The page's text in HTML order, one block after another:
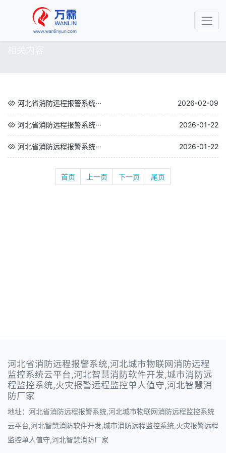
河北省消防远程报警系统··· 2026-02-09
河北省消防远程报警系统··· 2026-01-22
河北省消防远程报警系统··· 2026-01-22
首页 上一页 下一页 尾页
河北省消防远程报警系统,河北城市物联网消防远程
监控系统云平台,河北智慧消防软件开发,城市消防远
程监控系统,火灾报警远程监控单人值守,河北智慧消
防厂家
地址：河北省消防远程报警系统,河北城市物联网消防远程监控系统
云平台,河北智慧消防软件开发,城市消防远程监控系统,火灾报警远程
监控单人值守,河北智慧消防厂家